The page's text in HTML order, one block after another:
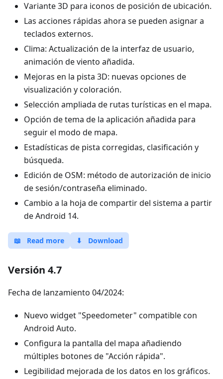
Variante 3D para iconos de posición de ubicación.
Las acciones rápidas ahora se pueden asignar a
teclados externos.
Clima: Actualización de la interfaz de usuario,
animación de viento añadida.
Mejoras en la pista 3D: nuevas opciones de
visualización y coloración.
Selección ampliada de rutas turísticas en el mapa.
Opción de tema de la aplicación añadida para
seguir el modo de mapa.
Estadísticas de pista corregidas, clasificación y
búsqueda.
Edición de OSM: método de autorización de inicio
de sesión/contraseña eliminado.
Cambio a la hoja de compartir del sistema a partir
de Android 14.
📖 Read more ⬇ Download
Versión 4.7
Fecha de lanzamiento 04/2024:
Nuevo widget "Speedometer" compatible con
Android Auto.
Configura la pantalla del mapa añadiendo
múltiples botones de "Acción rápida".
Legibilidad mejorada de los datos en los gráficos.